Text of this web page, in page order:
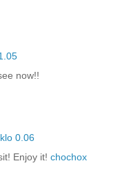
now!!
0.06
Enjoy it! chochox